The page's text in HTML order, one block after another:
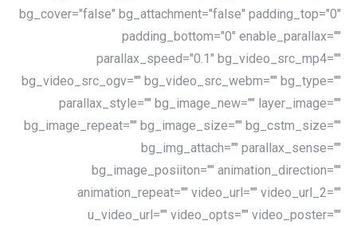
bg_cover="false" bg_attachment="false" padding_top="0"
padding_bottom="0" enable_parallax=""
parallax_speed="0.1" bg_video_src_mp4=""
bg_video_src_ogv="" bg_video_src_webm="" bg_type=""
parallax_style="" bg_image_new="" layer_image=""
bg_image_repeat="" bg_image_size="" bg_cstm_size=""
bg_img_attach="" parallax_sense=""
bg_image_posiiton="" animation_direction=""
animation_repeat="" video_url="" video_url_2=""
u_video_url="" video_opts="" video_poster=""